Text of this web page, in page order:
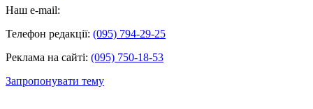
Наш e-mail:
Телефон редакції: (095) 794-29-25
Реклама на сайті: (095) 750-18-53
Запропонувати тему